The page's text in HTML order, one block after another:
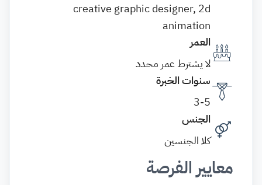
creative graphic designer, 2d
animation
العمر
لا يشترط عمر محدد
سنوات الخبرة
3-5
الجنس
كلا الجنسين
معايير الفرصة